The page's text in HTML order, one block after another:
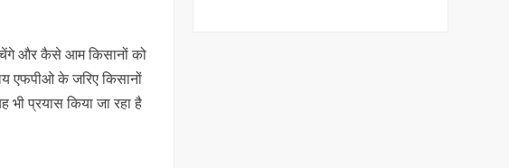
और कैसे आम किसानों को
एफपीओ के जरिए किसानों
भी प्रयास किया जा रहा है